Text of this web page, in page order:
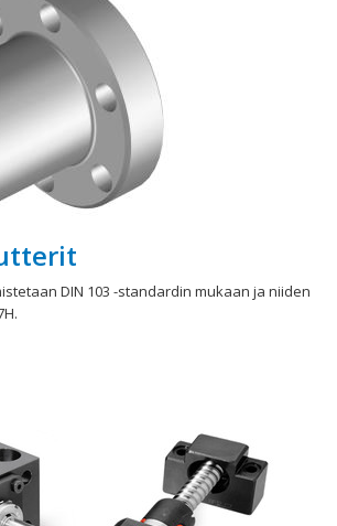
DIN 103 -standardin mukaan ja niiden